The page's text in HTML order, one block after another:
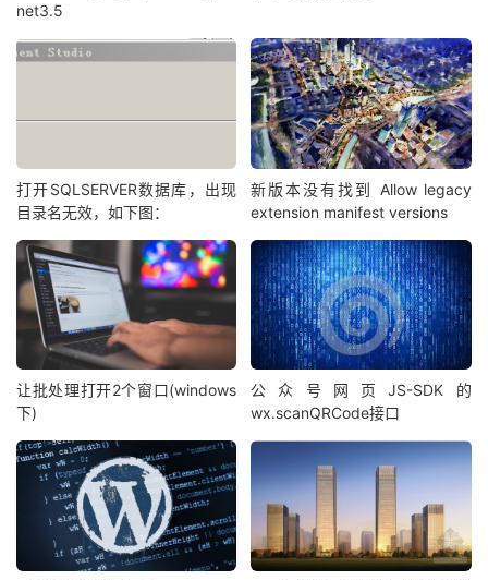
net3.5
打开SQLSERVER数据库，出现
目录名无效，如下图：
新版本没有找到 Allow legacy
extension manifest versions
让批处理打开2个窗口(windows
下)
公众号网页JS-SDK的
wx.scanQRCode接口